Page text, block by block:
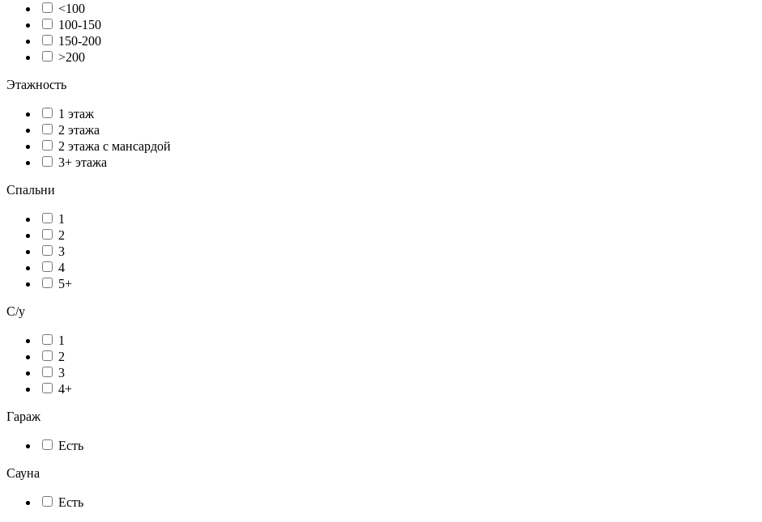
<100
100-150
150-200
>200
Этажность
1 этаж
2 этажа
2 этажа с мансардой
3+ этажа
Спальни
1
2
3
4
5+
С/у
1
2
3
4+
Гараж
Есть
Сауна
Есть